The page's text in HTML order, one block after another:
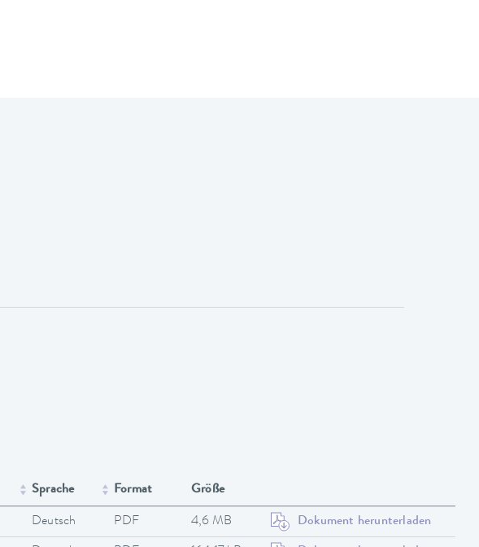
Sprache Format Größe
Deutsch PDF 4,6 MB Dokument herunterladen